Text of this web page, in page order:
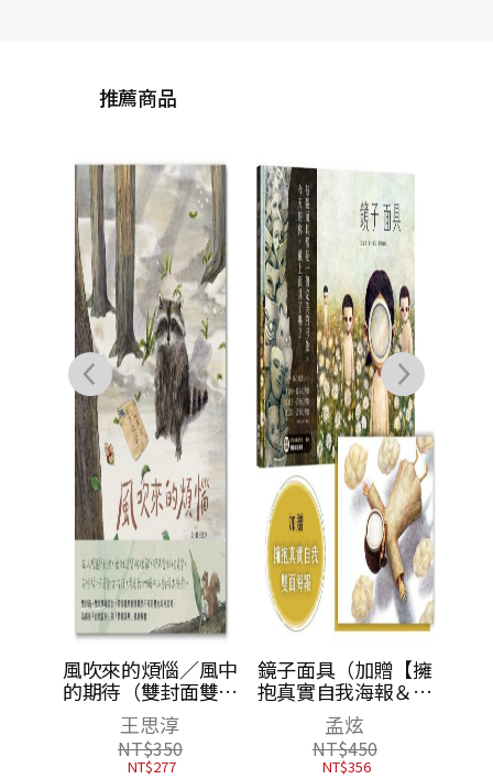
推薦商品
風吹來的煩惱／風中
的期待（雙封面雙主
線故事，帶你看穿人
際互動盲點，找到解
方）
王思淳
NT$350
NT$277
鏡子面具（加贈【擁
抱真實自我海報＆鐘
穎精彩導讀】）
孟炫
NT$450
NT$356